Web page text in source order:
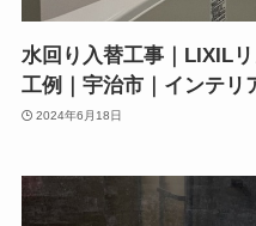
水回り入替工事｜LIXIL
工例｜宇治市｜インテリ
2024年6月18日